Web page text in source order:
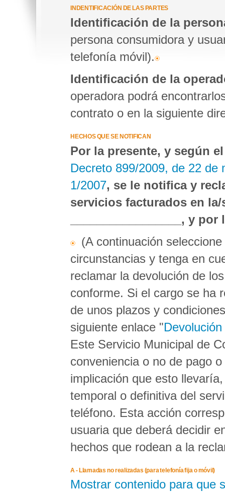
INDENTIFICACIÓN DE LAS PARTES
Identificación de la
persona consumidora y
telefonía móvil).
Identificación de la
operadora podrá
contrato o en la siguiente
HECHOS QUE SE NOTIFICAN
Por la presente, y según
Decreto 899/2009, de 22 de
1/2007, se le notifica y
servicios facturados en
_________________, y
(A continuación
circunstancias y tenga en
reclamar la devolución de
conforme. Si el cargo se ha
de unos plazos y
siguiente enlace "
Este Servicio Municipal de
conveniencia o no de pago
implicación que esto
temporal o definitiva del
teléfono. Esta acción
usuaria que deberá decidir
hechos que rodean a la
A - Llamadas no realizadas (para telefonía fija o móvil)
Mostrar contenido para que